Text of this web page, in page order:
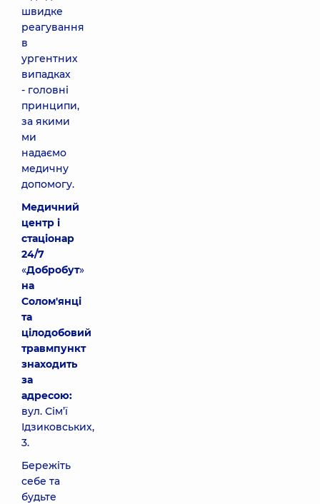
швидке
реагування
в
ургентних
випадках
- головні
принципи,
за якими
ми
надаємо
медичну
допомогу.
Медичний
центр і
стаціонар
24/7
«Добробут»
на
Солом'янці
та
цілодобовий
травмпункт
знаходить
за
адресою:
вул. Сім’ї
Ідзиковських,
3.
Бережіть
себе та
будьте